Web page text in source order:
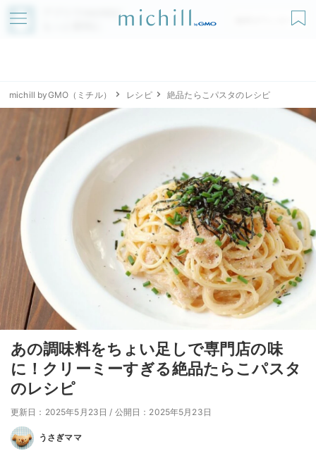
アプリでmichillが
無料ダウンロード
michill byGMO（ミチル） レシピ 絶品たらこパスタのレシピ
あの調味料をちょい足しで専門店の味
に！クリーミーすぎる絶品たらこパスタ
のレシピ
更新日：2025年5月23日 / 公開日：2025年5月23日
うさぎママ